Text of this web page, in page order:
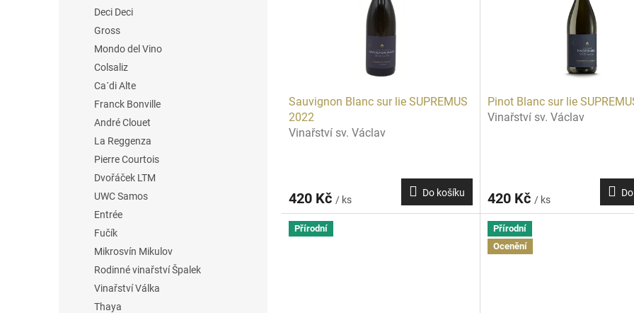
Deci Deci
Gross
Mondo del Vino
Colsaliz
Ca´di Alte
Franck Bonville
André Clouet
La Reggenza
Pierre Courtois
Dvořáček LTM
UWC Samos
Entrée
Fučík
Mikrosvín Mikulov
Rodinné vinařství Špalek
Vinařství Válka
Thaya
Sauvignon Blanc sur lie SUPREMUS
2022
Vinařství sv. Václav
420 Kč / ks
Do košíku
Pinot Blanc sur lie
Vinařství sv. Václav
420 Kč / ks
Přírodní
Přírodní
Ocenění